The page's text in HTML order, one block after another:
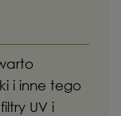
i inne tego
UV i